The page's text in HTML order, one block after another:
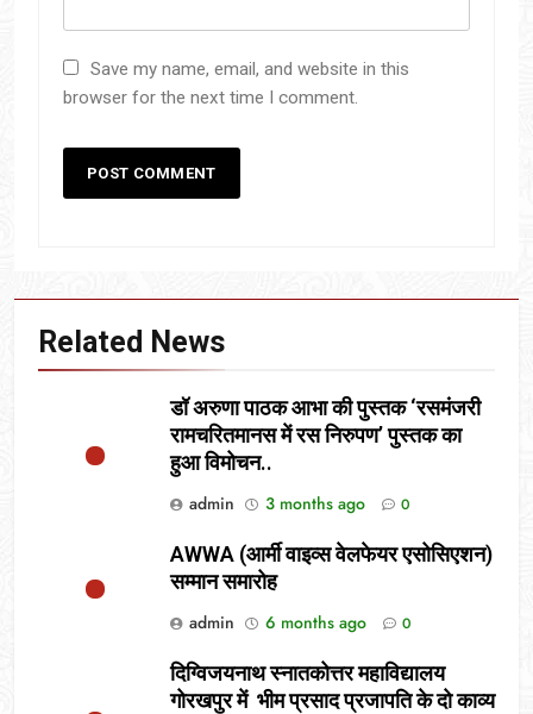
Save my name, email, and website in this
browser for the next time I comment.
Related News
डॉ अरुणा पाठक आभा की पुस्तक ‘रसमंजरी
रामचरितमानस में रस निरुपण’ पुस्तक का
हुआ विमोचन..
admin
3 months ago 0
AWWA (आर्मी वाइव्स वेलफेयर एसोसिएशन)
सम्मान समारोह
admin
6 months ago 0
दिग्विजयनाथ स्नातकोत्तर महाविद्यालय
गोरखपुर में भीम प्रसाद प्रजापति के दो काव्य